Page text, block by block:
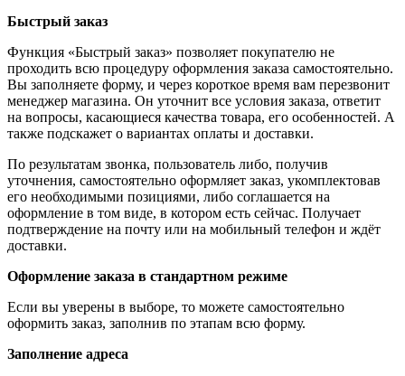
Быстрый заказ
Функция «Быстрый заказ» позволяет покупателю не
проходить всю процедуру оформления заказа самостоятельно.
Вы заполняете форму, и через короткое время вам перезвонит
менеджер магазина. Он уточнит все условия заказа, ответит
на вопросы, касающиеся качества товара, его особенностей. А
также подскажет о вариантах оплаты и доставки.
По результатам звонка, пользователь либо, получив
уточнения, самостоятельно оформляет заказ, укомплектовав
его необходимыми позициями, либо соглашается на
оформление в том виде, в котором есть сейчас. Получает
подтверждение на почту или на мобильный телефон и ждёт
доставки.
Оформление заказа в стандартном режиме
Если вы уверены в выборе, то можете самостоятельно
оформить заказ, заполнив по этапам всю форму.
Заполнение адреса